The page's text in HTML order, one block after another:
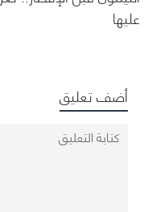
عليها
أضف تعليق